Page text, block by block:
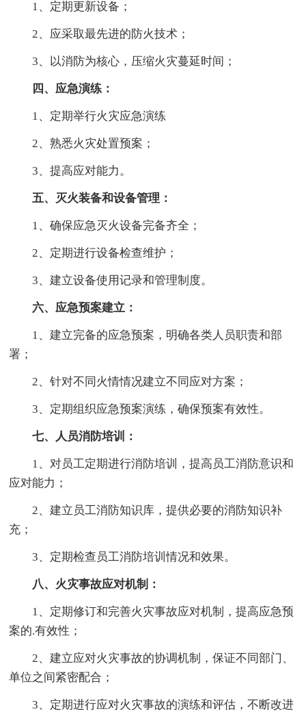
1、定期更新设备；
2、应采取最先进的防火技术；
3、以消防为核心，压缩火灾蔓延时间；
四、应急演练：
1、定期举行火灾应急演练
2、熟悉火灾处置预案；
3、提高应对能力。
五、灭火装备和设备管理：
1、确保应急灭火设备完备齐全；
2、定期进行设备检查维护；
3、建立设备使用记录和管理制度。
六、应急预案建立：
1、建立完备的应急预案，明确各类人员职责和部
署；
2、针对不同火情情况建立不同应对方案；
3、定期组织应急预案演练，确保预案有效性。
七、人员消防培训：
1、对员工定期进行消防培训，提高员工消防意识和
应对能力；
2、建立员工消防知识库，提供必要的消防知识补
充；
3、定期检查员工消防培训情况和效果。
八、火灾事故应对机制：
1、定期修订和完善火灾事故应对机制，提高应急预
案的.有效性；
2、建立应对火灾事故的协调机制，保证不同部门、
单位之间紧密配合；
3、定期进行应对火灾事故的演练和评估，不断改进